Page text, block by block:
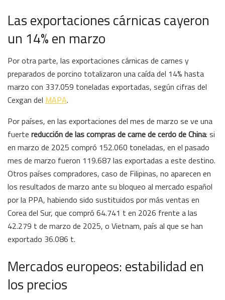
Las exportaciones cárnicas cayeron
un 14% en marzo
Por otra parte, las exportaciones cárnicas de carnes y
preparados de porcino totalizaron una caída del 14% hasta
marzo con 337.059 toneladas exportadas, según cifras del
Cexgan del MAPA.
Por países, en las exportaciones del mes de marzo se ve una
fuerte reducción de las compras de carne de cerdo de China: si
en marzo de 2025 compró 152.060 toneladas, en el pasado
mes de marzo fueron 119.687 las exportadas a este destino.
Otros países compradores, caso de Filipinas, no aparecen en
los resultados de marzo ante su bloqueo al mercado español
por la PPA, habiendo sido sustituidos por más ventas en
Corea del Sur, que compró 64.741 t en 2026 frente a las
42.279 t de marzo de 2025, o Vietnam, país al que se han
exportado 36.086 t.
Mercados europeos: estabilidad en
los precios